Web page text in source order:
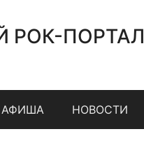
РОК-ПОРТАЛ
АФИША НОВОСТИ